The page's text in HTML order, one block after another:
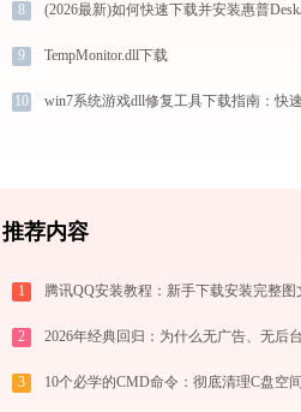
8
9 TempMonitor.dll下载
10
推荐内容
1
2
3